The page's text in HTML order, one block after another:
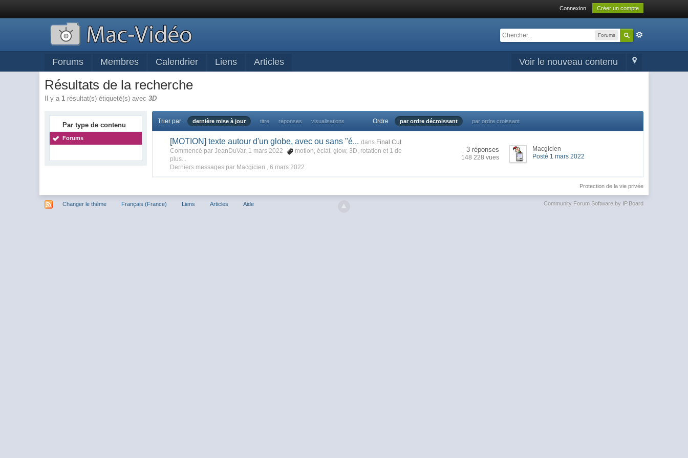
Connexion Créer un compte
Forums
Voir le nouveau contenu
Forums Membres Calendrier Liens Articles
Résultats de la recherche
Il y a1 résultat(s) étiqueté(s) avec3D
Par type de contenu
Forums
Trier par dernière mise à jour titre réponses visualisations Ordre par ordre décroissant par ordre croissant
[MOTION] texte autour d'un globe, avec ou sans "é... dans Final Cut
Commencé par JeanDuVar, 1 mars 2022
motion,éclat,glow,3D, rotation et 1 de
plus...
Derniers messages par Macgicien ,6 mars 2022
3 réponses
148 228 vues
Macgicien
Posté 1 mars 2022
Protection de la vie privée
Changer le thème Français (France) Liens Articles Aide Community Forum Software by IP.Board